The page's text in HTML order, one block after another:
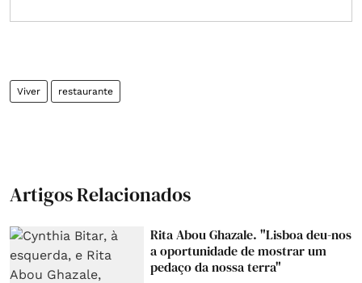
Viver restaurante
Artigos Relacionados
Rita Abou Ghazale. "Lisboa deu-nos
a oportunidade de mostrar um
pedaço da nossa terra"